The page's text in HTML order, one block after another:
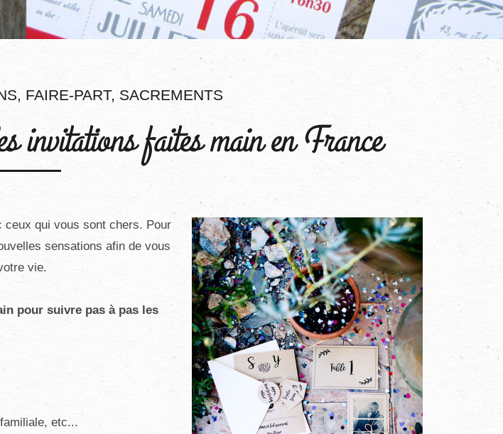
FAIRE-PART, SACREMENTS
invitations faites main en France
ceux qui vous sont chers. Pour
sensations afin de vous
vie.
pour suivre pas à pas les
etc...